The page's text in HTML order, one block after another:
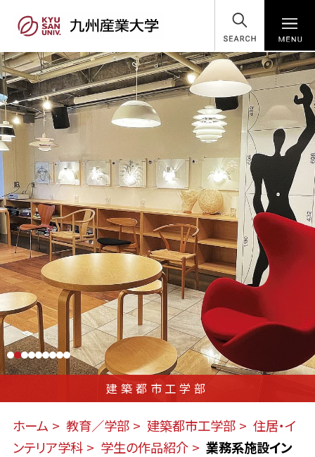
SEARCH
建築都市工学部
ホーム 教育／学部 建築都市工学部
住居・イ
ンテリア学科
学生の作品紹介
業務系施設イン